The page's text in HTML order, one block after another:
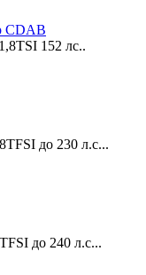
CDAB
152 лс..
до 230 л.с...
до 240 л.с...